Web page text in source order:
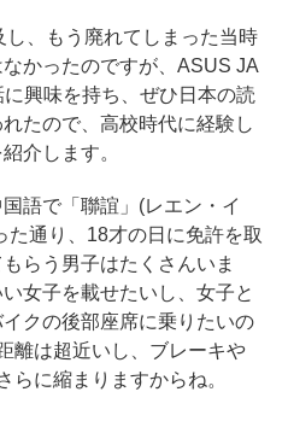
、もう廃れてしまった当時
かったのですが、ASUS JA
興味を持ち、ぜひ日本の読
たので、高校時代に経験し
介します。
語で「聯誼」(レエン・イ
た通り、18才の日に免許を取
らう男子はたくさんいま
女子を載せたいし、女子と
クの後部座席に乗りたいの
離は超近いし、ブレーキや
らに縮まりますからね。